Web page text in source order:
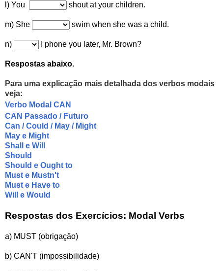
l) You shout at your children.
m) She swim when she was a child.
n) I phone you later, Mr. Brown?
Respostas abaixo.
Para uma explicação mais detalhada dos verbos modais
veja:
Verbo Modal CAN
CAN Passado / Futuro
Can / Could / May / Might
May e Might
Shall e Will
Should
Should e Ought to
Must e Mustn't
Must e Have to
Will e Would
Respostas dos Exercícios: Modal Verbs
a) MUST (obrigação)
b) CAN'T (impossibilidade)